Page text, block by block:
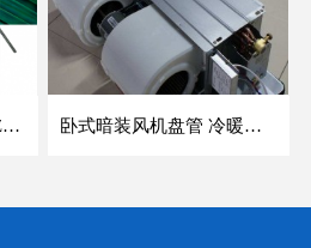
方形壁式轴流风机 DFBZ低噪防爆工业XBDZ静音220V/380V壁式边墙风机 卧式暗装风机盘管 冷暖两用盘管系列 明装风盘空调器